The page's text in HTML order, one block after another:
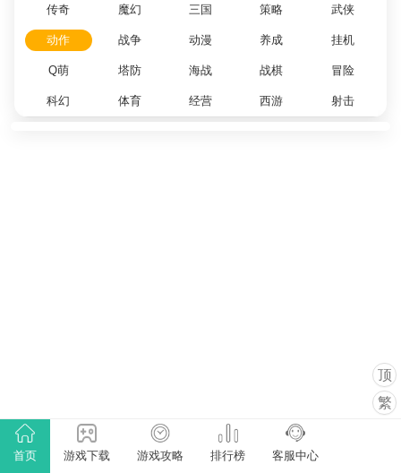
传奇 魔幻 三国 策略 武侠
动作 战争 动漫 养成 挂机
Q萌 塔防 海战 战棋 冒险
科幻 体育 经营 西游 射击
首页 游戏下载 游戏攻略 排行榜 客服中心
顶
繁